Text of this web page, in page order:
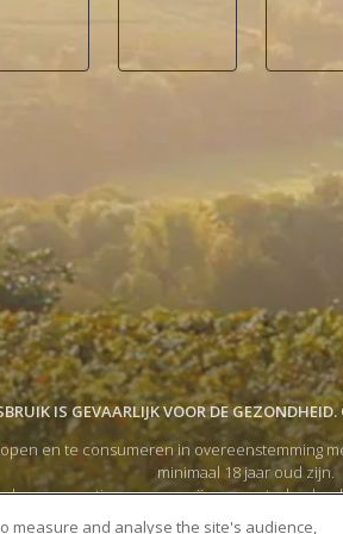
IS GEVAARLIJK VOOR DE
en te consumeren in overeenstemming
minimaal 18 jaar oud zijn.
consumptie van onze wijnen en sterke
ik de
Algemene Gebruiksvoorwaarden
measure and analyse the site's audience,